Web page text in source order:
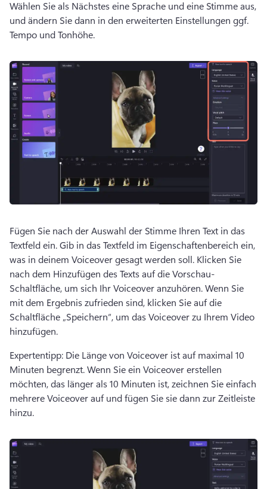
Wählen Sie als Nächstes eine Sprache und eine Stimme aus,
und ändern Sie dann in den erweiterten Einstellungen ggf.
Tempo und Tonhöhe.
Fügen Sie nach der Auswahl der Stimme Ihren Text in das
Textfeld ein. Gib in das Textfeld im Eigenschaftenbereich ein,
was in deinem Voiceover gesagt werden soll. Klicken Sie
nach dem Hinzufügen des Texts auf die Vorschau-
Schaltfläche, um sich Ihr Voiceover anzuhören. Wenn Sie
mit dem Ergebnis zufrieden sind, klicken Sie auf die
Schaltfläche „Speichern“, um das Voiceover zu Ihrem Video
hinzufügen.
Expertentipp: Die Länge von Voiceover ist auf maximal 10
Minuten begrenzt. Wenn Sie ein Voiceover erstellen
möchten, das länger als 10 Minuten ist, zeichnen Sie einfach
mehrere Voiceover auf und fügen Sie sie dann zur Zeitleiste
hinzu.